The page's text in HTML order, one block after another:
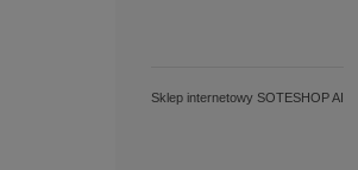
Sklep internetowy SOTESHOP AI